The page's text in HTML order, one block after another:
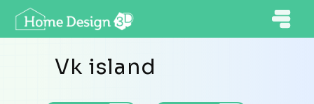
Vk island